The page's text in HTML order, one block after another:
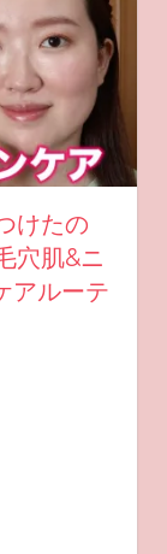
けたの
穴肌&ニ
アルーテ